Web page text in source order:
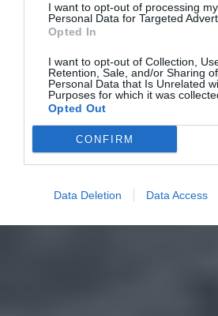
I want to opt-out of processing my
Personal Data for Targeted
Opted In
I want to opt-out of Collection,
Retention, Sale, and/or Sharing
Personal Data that Is Unrelated
Purposes for which it was
Opted Out
CONFIRM
Data Deletion Data Access